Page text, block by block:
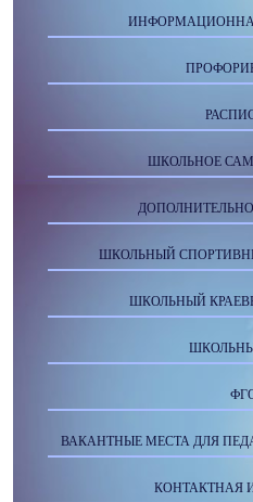
ШКОЛЬНОЕ
ШКОЛЬНЫЙ
ШКОЛЬНЫЙ
ВАКАНТНЫЕ МЕСТА ДЛЯ
КОНТАКТНАЯ